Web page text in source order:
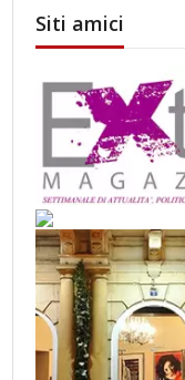
Siti amici